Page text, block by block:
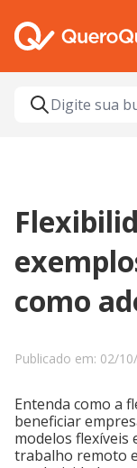
como
Publicado em: 02/
Entenda como a
beneficiar
modelos flexíveis
trabalho remoto